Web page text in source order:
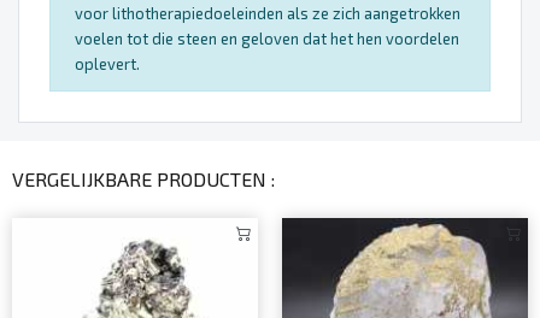
voor lithotherapiedoeleinden als ze zich aangetrokken
voelen tot die steen en geloven dat het hen voordelen
oplevert.
VERGELIJKBARE PRODUCTEN :